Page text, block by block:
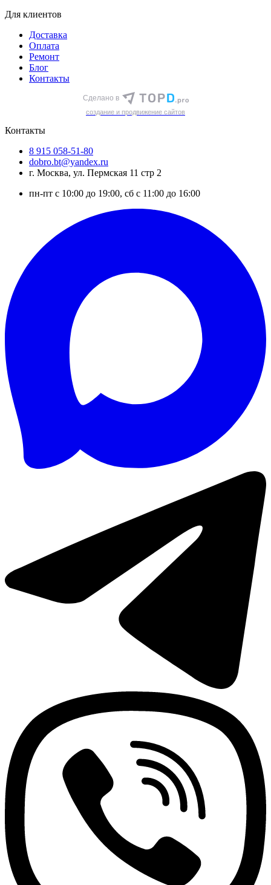
Для клиентов
Доставка
Оплата
Ремонт
Блог
Контакты
Сделано в
cоздание и продвижение сайтов
Контакты
8 915 058-51-80
dobro.bt@yandex.ru
г. Москва, ул. Пермская 11 стр 2
пн-пт с 10:00 до 19:00, сб с 11:00 до 16:00